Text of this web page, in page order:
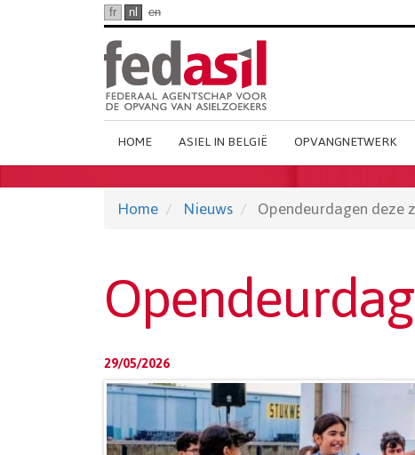
fr nl en
Main
Dutch
Menu
HOME ASIEL IN BELGIË OPVANGNETWERK
Home Nieuws Opendeurdagen deze
29/05/2026